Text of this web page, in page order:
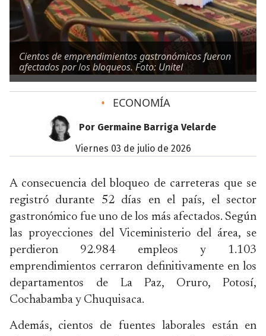
Cientos de emprendimientos gastronómicos fueron
afectados por los bloqueos. Foto: Unitel
• ECONOMÍA
Por Germaine Barriga Velarde
viernes 03 de julio de 2026
A consecuencia del bloqueo de carreteras que se
registró durante 52 días en el país, el sector
gastronómico fue uno de los más afectados. Según
las proyecciones del Viceministerio del área, se
perdieron 92.984 empleos y 1.103
emprendimientos cerraron definitivamente en los
departamentos de La Paz, Oruro, Potosí,
Cochabamba y Chuquisaca.
Además, cientos de fuentes laborales están en